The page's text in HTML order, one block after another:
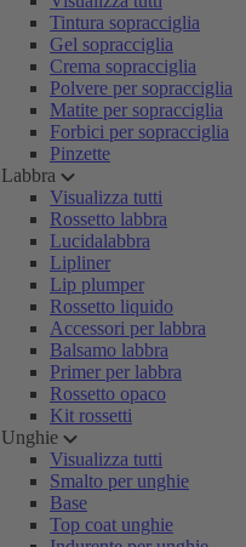
Tintura sopracciglia
Gel sopracciglia
Crema sopracciglia
Polvere per sopracciglia
Matite per sopracciglia
Forbici per sopracciglia
Pinzette
Labbra
Visualizza tutti
Rossetto labbra
Lucidalabbra
Lipliner
Lip plumper
Rossetto liquido
Accessori per labbra
Balsamo labbra
Primer per labbra
Rossetto opaco
Kit rossetti
Unghie
Visualizza tutti
Smalto per unghie
Base
Top coat unghie